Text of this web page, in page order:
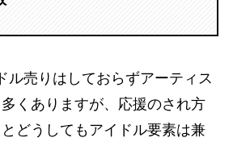
ル売りはしておらずアーティス
くありますが、応援のされ方
どうしてもアイドル要素は兼